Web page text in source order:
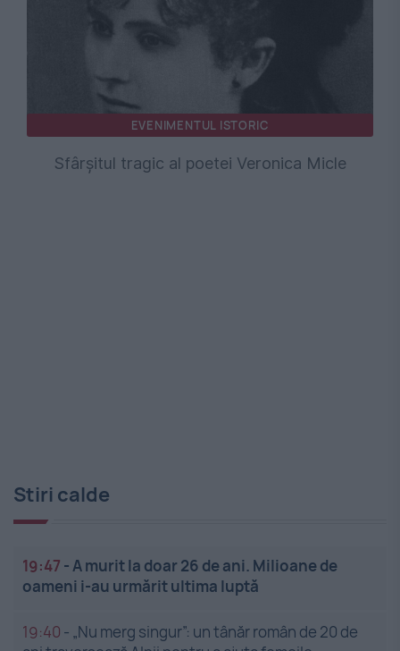
EVENIMENTUL ISTORIC
Sfârșitul tragic al poetei Veronica Micle
Stiri calde
19:47 -A murit la doar 26 de ani. Milioane de
oameni i-au urmărit ultima luptă
19:40 - „Nu merg singur”: un tânăr român de 20 de